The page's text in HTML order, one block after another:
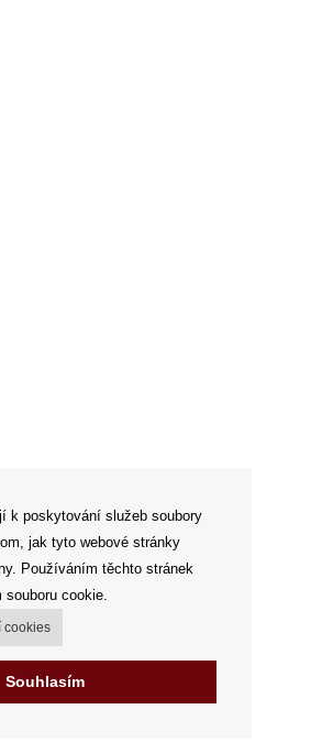
k poskytování služeb soubory
jak tyto webové stránky
Používáním těchto stránek
cookie.
cookies
Souhlasím